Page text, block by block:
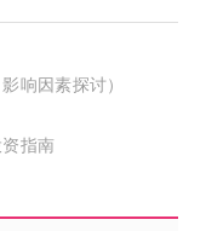
响因素探讨）
指南